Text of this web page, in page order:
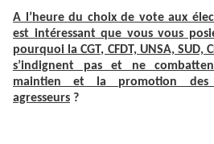
A l’heure du choix de vote aux
est intéressant que vous vous
pourquoi la CGT, CFDT, UNSA, SUD,
s’indignent pas et ne
maintien et la promotion des
agresseurs ?